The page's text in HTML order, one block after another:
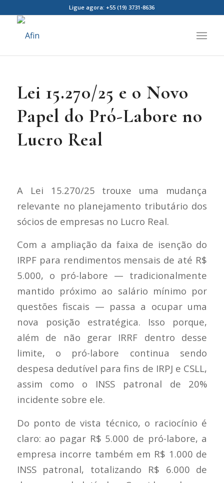
Ligue agora: +55 (19) 3731-8636
Lei 15.270/25 e o Novo
Papel do Pró-Labore no
Lucro Real
A Lei 15.270/25 trouxe uma mudança
relevante no planejamento tributário dos
sócios de empresas no Lucro Real.
Com a ampliação da faixa de isenção do
IRPF para rendimentos mensais de até R$
5.000, o pró-labore — tradicionalmente
mantido próximo ao salário mínimo por
questões fiscais — passa a ocupar uma
nova posição estratégica. Isso porque,
além de não gerar IRRF dentro desse
limite, o pró-labore continua sendo
despesa dedutível para fins de IRPJ e CSLL,
assim como o INSS patronal de 20%
incidente sobre ele.
Do ponto de vista técnico, o raciocínio é
claro: ao pagar R$ 5.000 de pró-labore, a
empresa incorre também em R$ 1.000 de
INSS patronal, totalizando R$ 6.000 de